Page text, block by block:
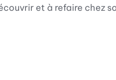
et à refaire chez